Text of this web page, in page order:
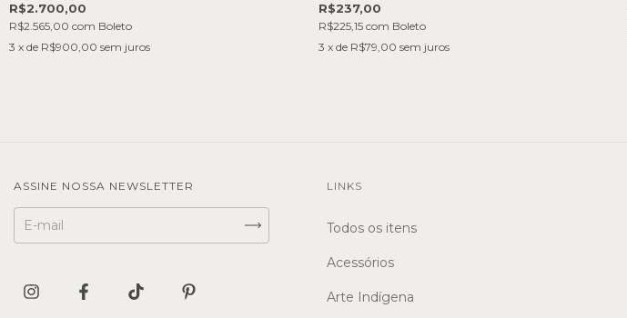
R$2.700,00
R$2.565,00 com Boleto
3 x de R$900,00 sem juros
R$237,00
R$225,15 com Boleto
3 x de R$79,00 sem juros
ASSINE NOSSA NEWSLETTER LINKS
Todos os itens
Acessórios
Arte Indígena